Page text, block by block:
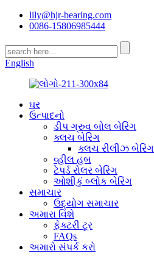
lily@hjr-bearing.com
0086-15806985444
English
ઘર
ઉત્પાદનો
ડીપ ગ્રુવ બોલ બેરિંગ
ક્લચ બેરિંગ
ક્લચ રીલીઝ બેરિંગ
વ્હીલ હબ
ટેપર્ડ રોલર બેરિંગ
ઓશીકું બ્લોક બેરિંગ
સમાચાર
ઉદ્યોગ સમાચાર
અમારા વિશે
ફેક્ટરી ટૂર
FAQs
અમારો સંપર્ક કરો